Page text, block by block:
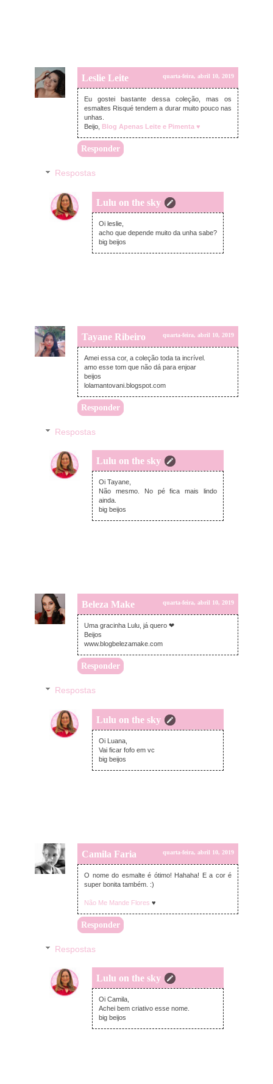
Leslie Leite quarta-feira, abril 10, 2019
Eu gostei bastante dessa coleção, mas os
esmaltes Risqué tendem a durar muito pouco nas
unhas.
Beijo,
Blog Apenas Leite e Pimenta ♥
Responder
Respostas
Lulu on the sky
quarta-feira, abril 10, 2019
Oi leslie,
acho que depende muito da unha sabe?
big beijos
Tayane Ribeiro quarta-feira, abril 10, 2019
Amei essa cor, a coleção toda ta incrível.
amo esse tom que não dá para enjoar
beijos
lolamantovani.blogspot.com
Responder
Respostas
Lulu on the sky
quarta-feira, abril 10, 2019
Oi Tayane,
Não mesmo. No pé fica mais lindo
ainda.
big beijos
Beleza Make quarta-feira, abril 10, 2019
Uma gracinha Lulu, já quero ❤
Beijos
www.blogbelezamake.com
Responder
Respostas
Lulu on the sky
quarta-feira, abril 10, 2019
Oi Luana,
Vai ficar fofo em vc
big beijos
Camila Faria quarta-feira, abril 10, 2019
O nome do esmalte é ótimo! Hahaha! E a cor é
super bonita também. :)
Não Me Mande Flores ♥
Responder
Respostas
Lulu on the sky
quarta-feira, abril 10, 2019
Oi Camila,
Achei bem criativo esse nome.
big beijos